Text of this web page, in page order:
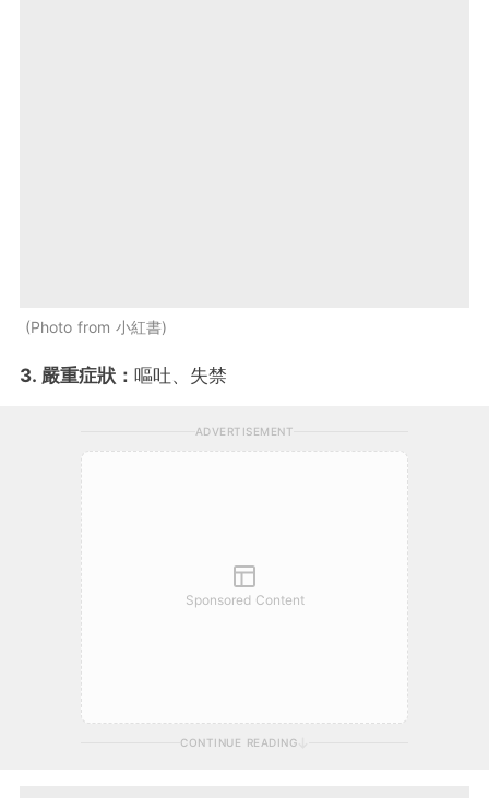
Photo from 小紅書
3. 嚴重症狀： 嘔吐、失禁
ADVERTISEMENT
Sponsored Content
CONTINUE READING